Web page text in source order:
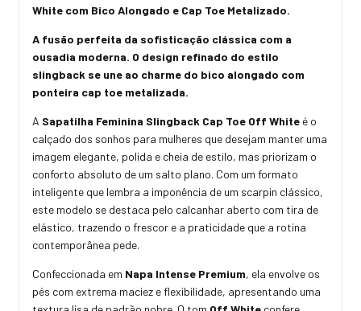
White com Bico Alongado e Cap Toe Metalizado.
A fusão perfeita da sofisticação clássica com a
ousadia moderna. O design refinado do estilo
slingback se une ao charme do bico alongado com
ponteira cap toe metalizada.
A Sapatilha Feminina Slingback Cap Toe Off White é o
calçado dos sonhos para mulheres que desejam manter uma
imagem elegante, polida e cheia de estilo, mas priorizam o
conforto absoluto de um salto plano. Com um formato
inteligente que lembra a imponência de um scarpin clássico,
este modelo se destaca pelo calcanhar aberto com tira de
elástico, trazendo o frescor e a praticidade que a rotina
contemporânea pede.
Confeccionada em Napa Intense Premium, ela envolve os
pés com extrema maciez e flexibilidade, apresentando uma